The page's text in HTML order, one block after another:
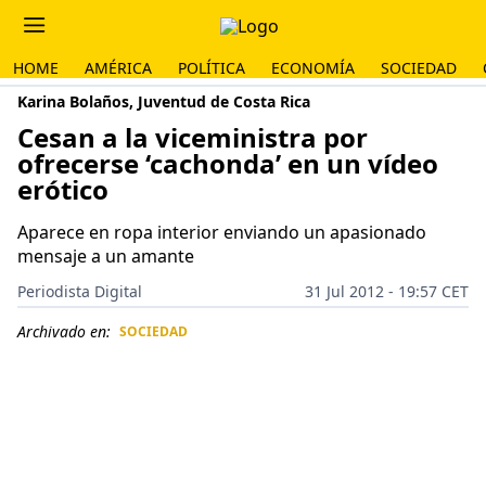
HOME AMÉRICA POLÍTICA ECONOMÍA SOCIEDAD
Karina Bolaños, Juventud de Costa Rica
Cesan a la viceministra por
ofrecerse ‘cachonda’ en un vídeo
erótico
Aparece en ropa interior enviando un apasionado
mensaje a un amante
Periodista Digital
31 Jul 2012 - 19:57 CET
Archivado en: SOCIEDAD